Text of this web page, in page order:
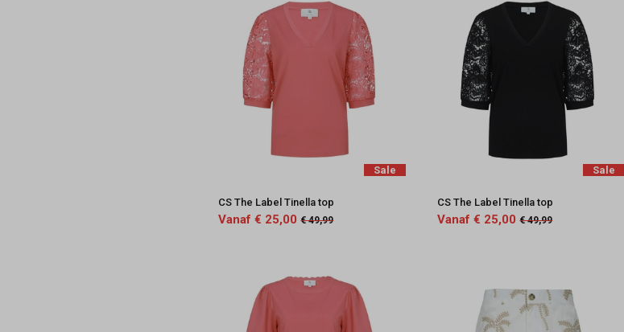
Sale
CS The Label Tinella top
Vanaf € 25,00 € 49,99
Sale
CS The Label Tinella top
Vanaf € 25,00 € 49,99